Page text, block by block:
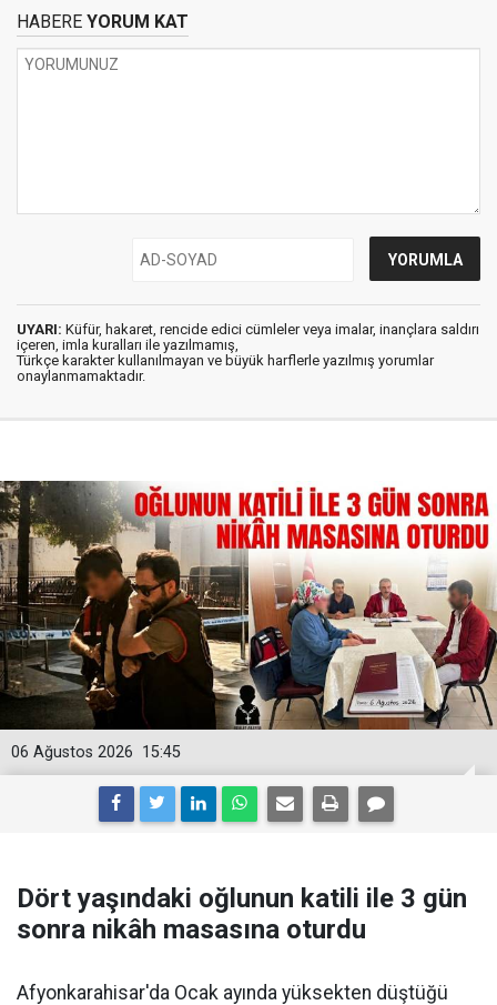
HABERE YORUM KAT
UYARI: Küfür, hakaret, rencide edici cümleler veya imalar, inançlara saldırı
içeren, imla kuralları ile yazılmamış,
Türkçe karakter kullanılmayan ve büyük harflerle yazılmış yorumlar
onaylanmamaktadır.
15:45
06 Ağustos 2026
Dört yaşındaki oğlunun katili ile 3 gün
sonra nikâh masasına oturdu
Afyonkarahisar'da Ocak ayında yüksekten düştüğü